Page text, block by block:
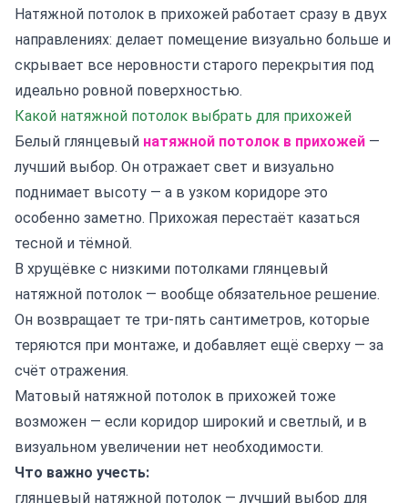
Натяжной потолок в прихожей работает сразу в двух
направлениях: делает помещение визуально больше и
скрывает все неровности старого перекрытия под
идеально ровной поверхностью.
Какой натяжной потолок выбрать для прихожей
Белый глянцевый натяжной потолок в прихожей —
лучший выбор. Он отражает свет и визуально
поднимает высоту — а в узком коридоре это
особенно заметно. Прихожая перестаёт казаться
тесной и тёмной.
В хрущёвке с низкими потолками глянцевый
натяжной потолок — вообще обязательное решение.
Он возвращает те три-пять сантиметров, которые
теряются при монтаже, и добавляет ещё сверху — за
счёт отражения.
Матовый натяжной потолок в прихожей тоже
возможен — если коридор широкий и светлый, и в
визуальном увеличении нет необходимости.
Что важно учесть:
глянцевый натяжной потолок — лучший выбор для